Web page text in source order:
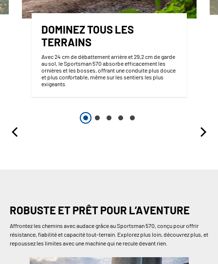
DOMINEZ TOUS LES
TERRAINS
Avec 24 cm de débattement arrière et 29,2 cm de garde
au sol, le Sportsman 570 absorbe efficacement les
ornières et les bosses, offrant une conduite plus douce
et plus confortable, même sur les sentiers les plus
exigeants.
ROBUSTE ET PRÊT POUR L’AVENTURE
Affrontez les chemins avec audace grâce au Sportsman 570, conçu pour offrir
résistance, fiabilité et capacité tout-terrain. Explorez plus loin, découvrez plus, et
repoussez les limites avec une machine qui ne recule devant rien.